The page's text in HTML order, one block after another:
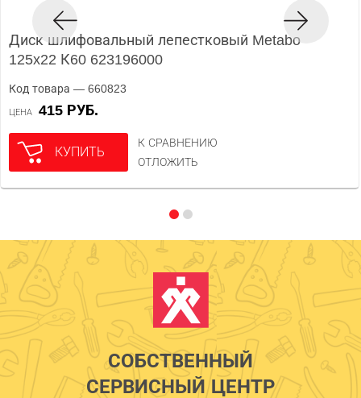
Диск шлифовальный лепестковый Metabo
125x22 К60 623196000
Код товара — 660823
ЦЕНА 415 РУБ.
КУПИТЬ
К СРАВНЕНИЮ
ОТЛОЖИТЬ
СОБСТВЕННЫЙ
СЕРВИСНЫЙ ЦЕНТР